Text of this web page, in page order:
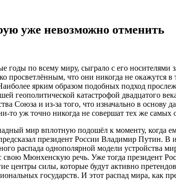
уже невозможно отменить
годы по всему миру, сыграло с его
просветлённым, что они никогда не окажутся
ярким образом подобных подход
геополитической катастрофой двадцатого
Союза и из-за того, что изначально в
то уж точно никогда не совершат тех же
мир вплотную подошёл к моменту, когда
президент России Владимир Путин. В
распада однополярной модели устройства
свою Мюнхенскую речь. Уже тогда президент
центры силы, которые будут активно
государств. И этот распад мира, как